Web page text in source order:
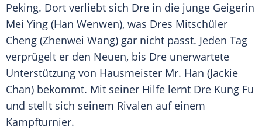
Peking. Dort verliebt sich Dre in die junge Geigerin
Mei Ying (Han Wenwen), was Dres Mitschüler
Cheng (Zhenwei Wang) gar nicht passt. Jeden Tag
verprügelt er den Neuen, bis Dre unerwartete
Unterstützung von Hausmeister Mr. Han (Jackie
Chan) bekommt. Mit seiner Hilfe lernt Dre Kung Fu
und stellt sich seinem Rivalen auf einem
Kampfturnier.